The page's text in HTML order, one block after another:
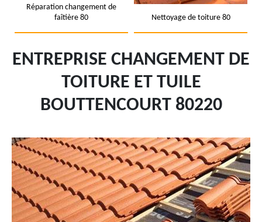
Réparation changement de
faîtière 80
Nettoyage de toiture 80
ENTREPRISE CHANGEMENT DE
TOITURE ET TUILE
BOUTTENCOURT 80220